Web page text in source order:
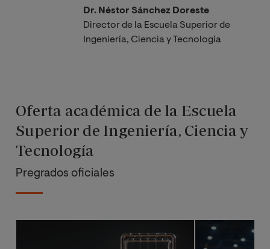
Dr. Néstor Sánchez Doreste
Director de la Escuela Superior de
Ingeniería, Ciencia y Tecnología
Oferta académica de la Escuela
Superior de Ingeniería, Ciencia y
Tecnología
Pregrados oficiales